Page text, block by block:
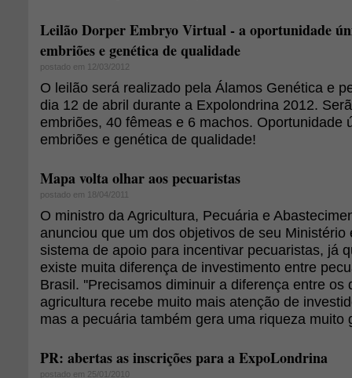
Leilão Dorper Embryo Virtual - a oportunidade
embriões e genética de qualidade
postado em 12/03/2012
O leilão será realizado pela Álamos Genética e
dia 12 de abril durante a Expolondrina 2012.
embriões, 40 fêmeas e 6 machos. Oportunidade
embriões e genética de qualidade!
Mapa volta olhar aos pecuaristas
postado em 18/04/2011
O ministro da Agricultura, Pecuária e
anunciou que um dos objetivos de seu Ministério
sistema de apoio para incentivar pecuaristas, já
existe muita diferença de investimento entre
Brasil. ''Precisamos diminuir a diferença entre os
agricultura recebe muito mais atenção de
mas a pecuária também gera uma riqueza muito
PR: abertas as inscrições para a ExpoLondrina
postado em 25/01/2010